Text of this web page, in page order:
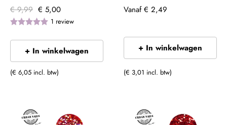
€ 9,99 € 5,00
1 review
+ In winkelwagen
(€ 6,05 incl. btw)
Vanaf € 2,49
+ In winkelwagen
(€ 3,01 incl. btw)